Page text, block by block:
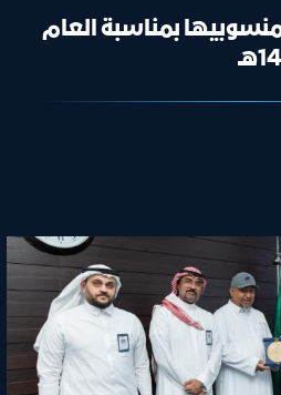
بمناسبة العام